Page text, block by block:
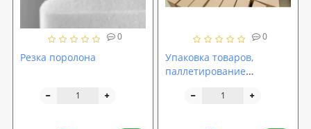
0
Резка поролона
0
Упаковка товаров,
паллетирование